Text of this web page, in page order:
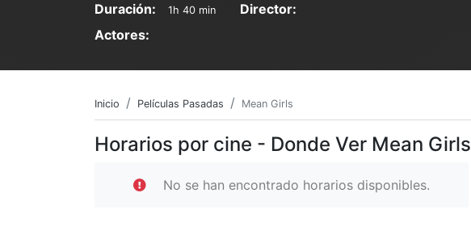
Duración: 1h 40 min
Director:
Actores:
Inicio Películas Pasadas Mean Girls
Horarios por cine - Donde Ver Mean Girls
No se han encontrado horarios disponibles.